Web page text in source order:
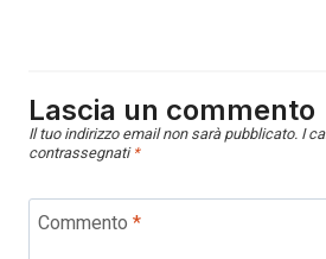
Lascia un commento
Il tuo indirizzo email non sarà pubblicato. I
contrassegnati *
Commento *